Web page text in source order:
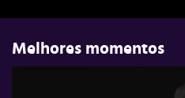
Melhores momentos